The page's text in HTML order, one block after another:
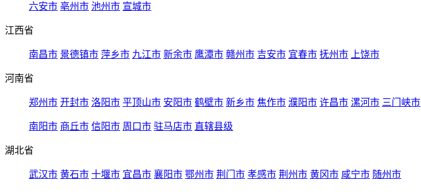
六安市 亳州市 池州市 宣城市
江西省
南昌市 景德镇市 萍乡市 九江市 新余市 鹰潭市 赣州市 吉安市 宜春市 抚州市 上饶市
河南省
郑州市 开封市 洛阳市 平顶山市 安阳市 鹤壁市 新乡市 焦作市 濮阳市 许昌市 漯河市 三门峡市
南阳市 商丘市 信阳市 周口市 驻马店市 直辖县级
湖北省
武汉市 黄石市 十堰市 宜昌市 襄阳市 鄂州市 荆门市 孝感市 荆州市 黄冈市 咸宁市 随州市